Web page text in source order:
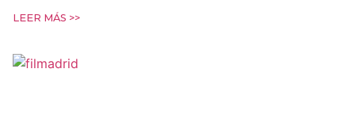
LEER MÁS >>